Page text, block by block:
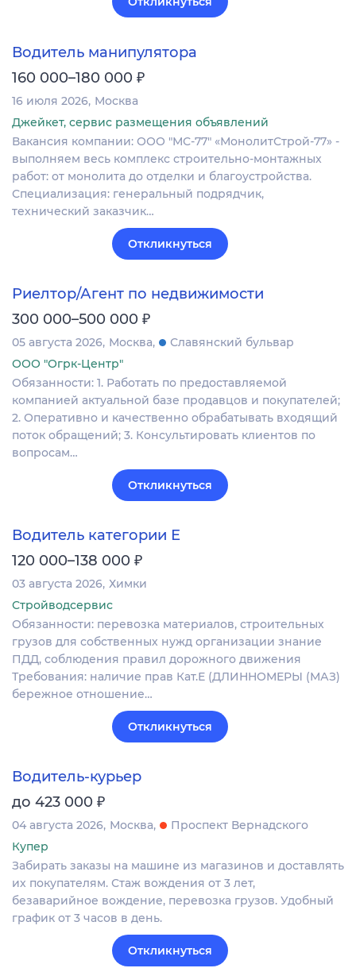
Водитель манипулятора
160 000–180 000 ₽
16 июля 2026 Москва
Джейкет, сервис размещения объявлений
Вакансия компании: ООО "МС-77" «МонолитСтрой-77» -
выполняем весь комплекс строительно-монтажных
работ: от монолита до отделки и благоустройства.
Специализация: генеральный подрядчик,
технический заказчик…
Откликнуться
Риелтор/Агент по недвижимости
300 000–500 000 ₽
05 августа 2026 Москва
Славянский бульвар
ООО "Огрк-Центр"
Обязанности: 1. Работать по предоставляемой
компанией актуальной базе продавцов и покупателей;
2. Оперативно и качественно обрабатывать входящий
поток обращений; 3. Консультировать клиентов по
вопросам…
Откликнуться
Водитель категории Е
120 000–138 000 ₽
03 августа 2026 Химки
Стройводсервис
Обязанности: перевозка материалов, строительных
грузов для собственных нужд организации знание
ПДД, соблюдения правил дорожного движения
Требования: наличие прав Кат.Е (ДЛИННОМЕРЫ (МАЗ)
бережное отношение…
Откликнуться
Водитель-курьер
до 423 000 ₽
04 августа 2026 Москва
Проспект Вернадского
Купер
Забирать заказы на машине из магазинов и доставлять
их покупателям. Стаж вождения от 3 лет,
безаварийное вождение, перевозка грузов. Удобный
график от 3 часов в день.
Откликнуться